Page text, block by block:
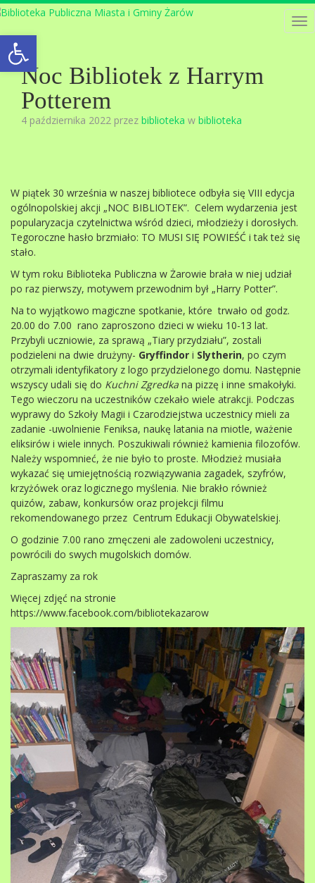
Open toolbar
Noc Bibliotek z Harrym
Potterem
4 października 2022 przez biblioteka w biblioteka
W piątek 30 września w naszej bibliotece odbyła się VIII edycja
ogólnopolskiej akcji „NOC BIBLIOTEK”. Celem wydarzenia jest
popularyzacja czytelnictwa wśród dzieci, młodzieży i dorosłych.
Tegoroczne hasło brzmiało: TO MUSI SIĘ POWIEŚĆ i tak też się
stało.
W tym roku Biblioteka Publiczna w Żarowie brała w niej udział
po raz pierwszy, motywem przewodnim był „Harry Potter”.
Na to wyjątkowo magiczne spotkanie, które trwało od godz.
20.00 do 7.00 rano zaproszono dzieci w wieku 10-13 lat.
Przybyli uczniowie, za sprawą „Tiary przydziału”, zostali
podzieleni na dwie drużyny- Gryffindor i Slytherin, po czym
otrzymali identyfikatory z logo przydzielonego domu. Następnie
wszyscy udali się do Kuchni Zgredka na pizzę i inne smakołyki.
Tego wieczoru na uczestników czekało wiele atrakcji. Podczas
wyprawy do Szkoły Magii i Czarodziejstwa uczestnicy mieli za
zadanie -uwolnienie Feniksa, naukę latania na miotle, ważenie
eliksirów i wiele innych. Poszukiwali również kamienia filozofów.
Należy wspomnieć, że nie było to proste. Młodzież musiała
wykazać się umiejętnością rozwiązywania zagadek, szyfrów,
krzyżówek oraz logicznego myślenia. Nie brakło również
quizów, zabaw, konkursów oraz projekcji filmu
rekomendowanego przez Centrum Edukacji Obywatelskiej.
O godzinie 7.00 rano zmęczeni ale zadowoleni uczestnicy,
powrócili do swych mugolskich domów.
Zapraszamy za rok
Więcej zdjęć na stronie
https://www.facebook.com/bibliotekazarow